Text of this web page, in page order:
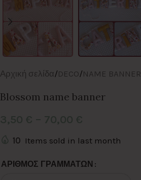
Αρχική σελίδα/DECO/NAME BANNER
Blossom name banner
10 Items sold in last month
ΑΡΙΘΜΟΣ ΓΡΑΜΜΑΤΩΝ
Alternative: